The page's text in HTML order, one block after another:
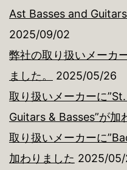
Ast Basses and
2025/09/02
弊社の取り扱いメーカ
ました。
2025/05/26
取り扱いメーカーに
Guitars & Basses”が加
取り扱いメーカーに
加わりました 2025/05/